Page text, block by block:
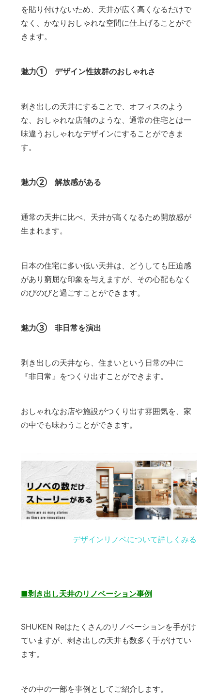
を貼り付けないため、天井が広く高くなるだけで
なく、かなりおしゃれな空間に仕上げることがで
きます。
魅力① デザイン性抜群のおしゃれさ
剥き出しの天井にすることで、オフィスのよう
な、おしゃれな店舗のような、通常の住宅とは一
味違うおしゃれなデザインにすることができま
す。
魅力② 解放感がある
通常の天井に比べ、天井が高くなるため開放感が
生まれます。
日本の住宅に多い低い天井は、どうしても圧迫感
があり窮屈な印象を与えますが、その心配もなく
のびのびと過ごすことができます。
魅力③ 非日常を演出
剥き出しの天井なら、住まいという日常の中に
『非日常』をつくり出すことができます。
おしゃれなお店や施設がつくり出す雰囲気を、家
の中でも味わうことができます。
デザインリノベについて詳しくみる
■剥き出し天井のリノベーション事例
SHUKEN Reはたくさんのリノベーションを手がけ
ていますが、剥き出しの天井も数多く手がけてい
ます。
その中の一部を事例としてご紹介します。